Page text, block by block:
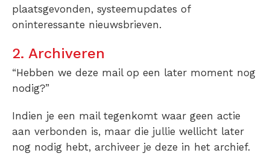
plaatsgevonden, systeemupdates of
oninteressante nieuwsbrieven.
2. Archiveren
“Hebben we deze mail op een later moment nog
nodig?”
Indien je een mail tegenkomt waar geen actie
aan verbonden is, maar die jullie wellicht later
nog nodig hebt, archiveer je deze in het archief.